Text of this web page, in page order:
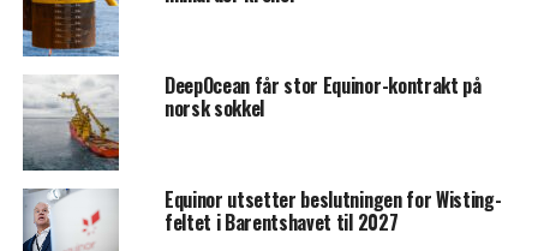
DeepOcean får stor Equinor-kontrakt på
norsk sokkel
Equinor utsetter beslutningen for Wisting-
feltet i Barentshavet til 2027